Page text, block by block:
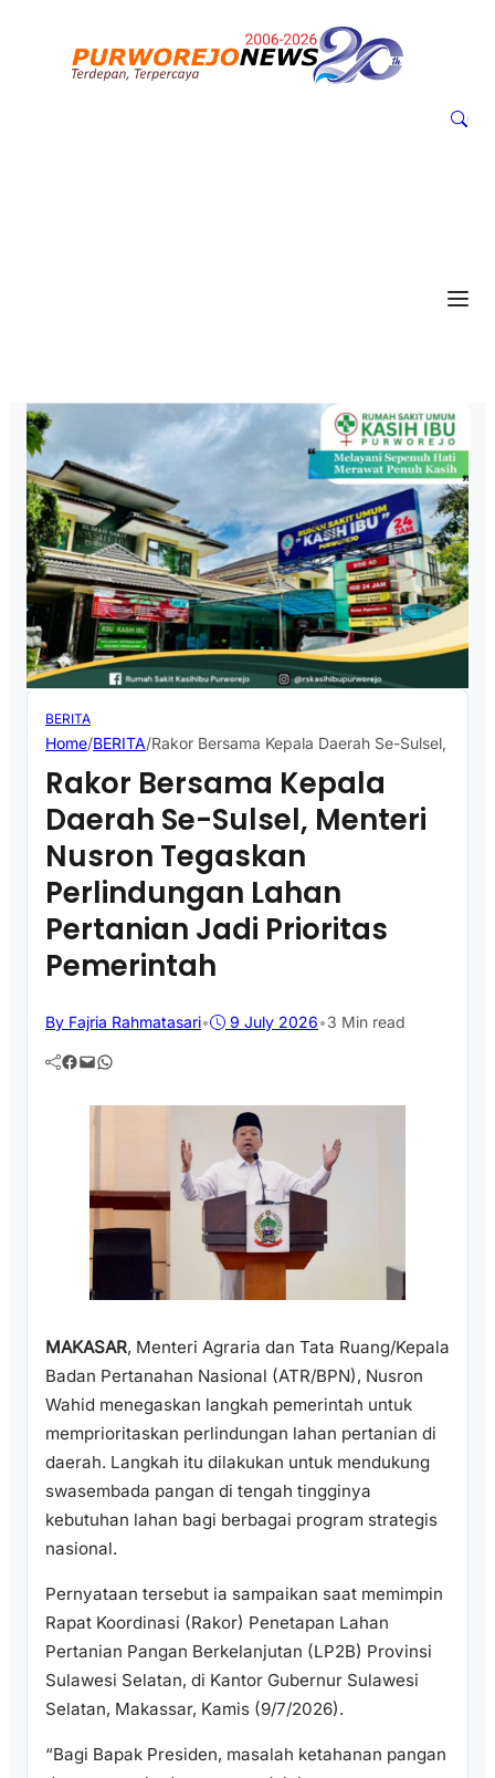
BERITA
Home/BERITA/Rakor Bersama Kepala Daerah Se-Sulsel,
Rakor Bersama Kepala
Daerah Se-Sulsel, Menteri
Nusron Tegaskan
Perlindungan Lahan
Pertanian Jadi Prioritas
Pemerintah
By Fajria Rahmatasari• 9 July 2026•3 Min read
Facebook Mail WhatsApp
MAKASAR, Menteri Agraria dan Tata Ruang/Kepala
Badan Pertanahan Nasional (ATR/BPN), Nusron
Wahid menegaskan langkah pemerintah untuk
memprioritaskan perlindungan lahan pertanian di
daerah. Langkah itu dilakukan untuk mendukung
swasembada pangan di tengah tingginya
kebutuhan lahan bagi berbagai program strategis
nasional.
Pernyataan tersebut ia sampaikan saat memimpin
Rapat Koordinasi (Rakor) Penetapan Lahan
Pertanian Pangan Berkelanjutan (LP2B) Provinsi
Sulawesi Selatan, di Kantor Gubernur Sulawesi
Selatan, Makassar, Kamis (9/7/2026).
“Bagi Bapak Presiden, masalah ketahanan pangan